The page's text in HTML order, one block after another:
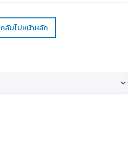
กลับไปหน้าหลัก